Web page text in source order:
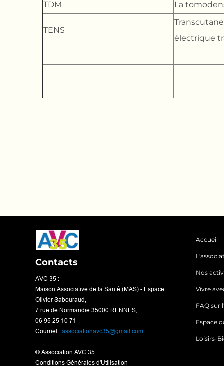
Contacts
AVC 35 :
Maison Associative de la Santé (MAS) - Espace
Olivier Sabouraud,
7 rue de Normandie 35000 RENNES,
06 95 25 10 71
Courriel : associationavc35@gmail.com
© Association AVC 35
Conditions Générales d'Utilisation
Accueil
Nos
Vivre
FAQ sur
Espace
Loisirs-
TDM
La
TENS
électrique